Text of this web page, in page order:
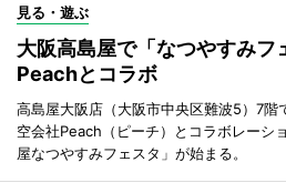
見る・遊ぶ
大阪高島屋で「なつやすみ
Peachとコラボ
高島屋大阪店（大阪市中央区難波5）7階
空会社Peach（ピーチ）とコラボレーシ
屋なつやすみフェスタ」が始まる。